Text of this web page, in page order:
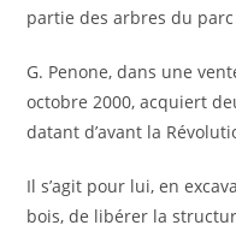
partie des arbres du
G. Penone, dans une
octobre 2000, acquiert
datant d’avant la
Il s’agit pour lui, en
bois, de libérer la